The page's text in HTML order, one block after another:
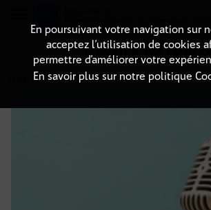
DÉTAILS DE
23 mai 2026 à 10h59, durée : Invalid date
En poursuivant votre navigation sur
acceptez l’utilisation de cookies
permettre d’améliorer votre
En savoir plus sur notre politique